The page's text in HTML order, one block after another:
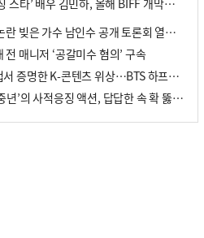
‘라이징 스타’ 배우 김민하, 올해 BIFF 개막식 사회자 확정
친일 논란 빚은 가수 남인수 공개 토론회 열린다.
전 매니저 ‘공갈미수 혐의’ 구속
월드컵서 증명한 K-콘텐츠 위상…BTS 하프타임쇼·정호연 트로피 세리머니
‘무법중년’의 사적응징 액션, 답답한 속 확 뚫어주네